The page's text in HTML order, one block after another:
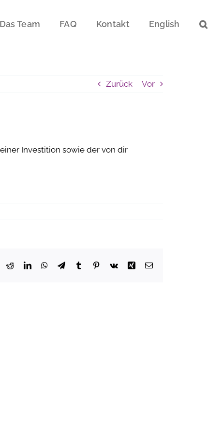
Das Team FAQ Kontakt English
Zurück Vor
Investition sowie der von dir
RedditLinkedInWhatsApp
TelegramTumblrPinterest
Vk Xing E-